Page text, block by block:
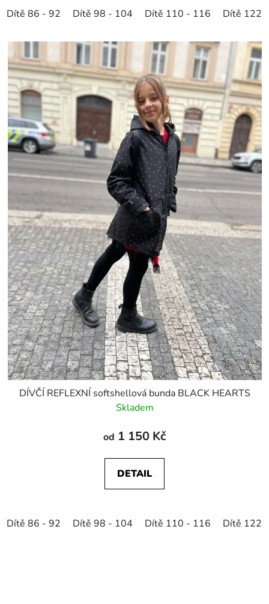
Dítě 86 - 92 Dítě 98 - 104 Dítě 110 - 116 Dítě 122
DÍVČÍ REFLEXNÍ softshellová bunda BLACK HEARTS
Skladem
od 1 150 Kč
DETAIL
Dítě 86 - 92 Dítě 98 - 104 Dítě 110 - 116 Dítě 122